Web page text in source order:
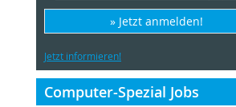
» Jetzt anmelden!
Jetzt informieren!
Computer-Spezial Jobs